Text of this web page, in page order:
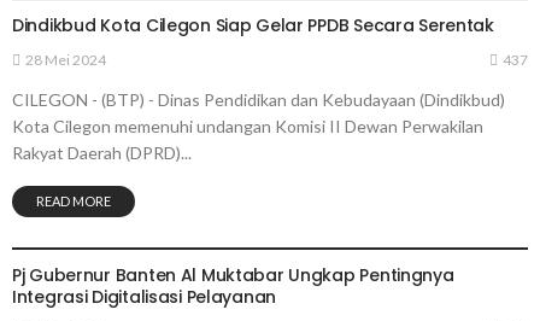
Dindikbud Kota Cilegon Siap Gelar PPDB Secara Serentak
28 Mei 2024 437
CILEGON - (BTP) - Dinas Pendidikan dan Kebudayaan (Dindikbud)
Kota Cilegon memenuhi undangan Komisi II Dewan Perwakilan
Rakyat Daerah (DPRD)...
READ MORE
Pj Gubernur Banten Al Muktabar Ungkap Pentingnya
Integrasi Digitalisasi Pelayanan